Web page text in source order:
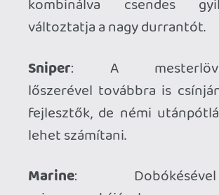
nem tartoztak a sorozat erősségei közé,
nincs ez ezúttal sem másképp és
hiányoltam a megszokott, klisés military
kerettörténetnél többet. Sokkal
fontosabb, hogy a teljesen eltérő taktikát
igénylő aktuális csapatösszetételünk és
az egyre terjedelmesebb térképek
sokféleképpen teljesíthető feladatokat